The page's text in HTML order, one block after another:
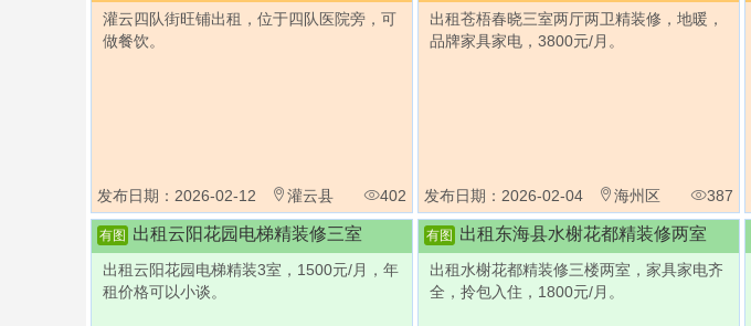
灌云四队街旺铺出租，位于四队医院旁，可
做餐饮。
发布日期：2026-02-12 灌云县 402
出租苍梧春晓三室两厅两卫精装修，地暖，
品牌家具家电，3800元/月。
发布日期：2026-02-04 海州区 387
有图 出租云阳花园电梯精装修三室
出租云阳花园电梯精装3室，1500元/月，年
租价格可以小谈。
有图 出租东海县水榭花都精装修两室
出租水榭花都精装修三楼两室，家具家电齐
全，拎包入住，1800元/月。